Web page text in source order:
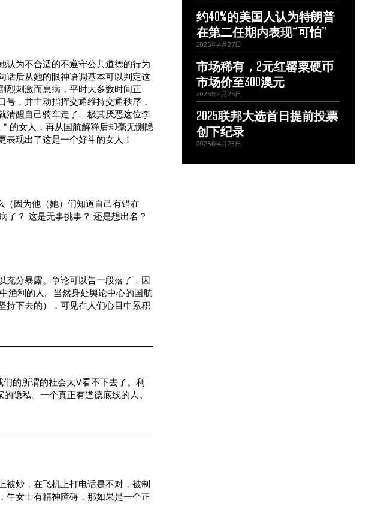
认为不合适的不遵守公共道德的行为
话后从她的眼神语调基本可以判定这
烈刺激而患病，平时大多数时间正
，并主动指挥交通维持交通秩序，
清醒自己骑车走了…..极其厌恶这位李
的女人，再从国航解释后却毫无恻隐
现出了这是一个好斗的女人！
因为他（她）们知道自己有错在
了？ 这是无事挑事？ 还是想出名？
充分暴露。争论可以告一段落了，因
渔利的人。当然身处舆论中心的国航
持下去的），可见在人们心目中累积
的所谓的社会大V看不下去了。利
隐私。一个真正有道德底线的人。
被炒，在飞机上打电话是不对，被制
牛女士有精神障碍，那如果是一个正
约40%的美国人认为特朗普
在第二任期内表现“可怕”
2025年4月27日
市场稀有，2元红罂粟硬币
市场价至300澳元
2025年4月25日
2025联邦大选首日提前投票
创下纪录
2025年4月23日